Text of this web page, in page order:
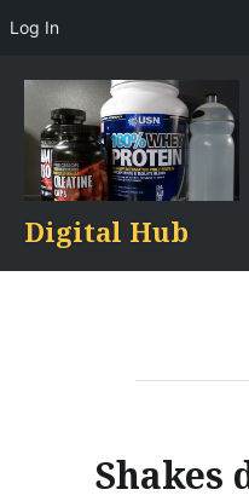
content
Digital Hub
Shakes
Log In